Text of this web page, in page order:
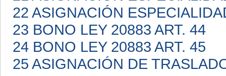
22 ASIGNACIÓN
23 BONO LEY 20883 ART. 44
24 BONO LEY 20883 ART. 45
25 ASIGNACIÓN DE